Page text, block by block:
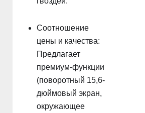
Соотношение
цены и качества:
Предлагает
премиум-функции
(поворотный 15,6-
дюймовый экран,
окружающее